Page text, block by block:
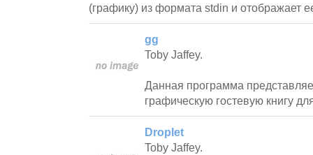
(графику) из формата stdin и отображает
gg
Toby Jaffey.
Данная программа
графическую гостевую книгу
Droplet
Toby Jaffey.